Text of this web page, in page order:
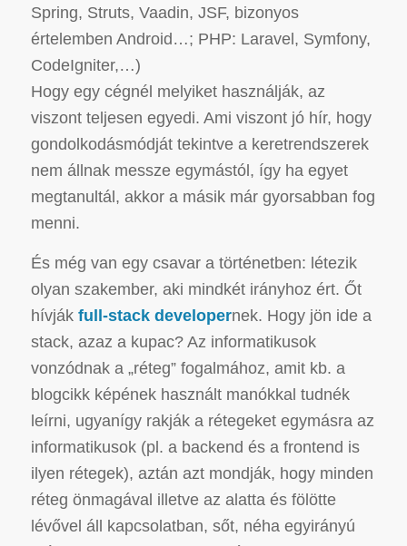
Spring, Struts, Vaadin, JSF, bizonyos
értelemben Android…; PHP: Laravel, Symfony,
CodeIgniter,…)
Hogy egy cégnél melyiket használják, az
viszont teljesen egyedi. Ami viszont jó hír, hogy
gondolkodásmódját tekintve a keretrendszerek
nem állnak messze egymástól, így ha egyet
megtanultál, akkor a másik már gyorsabban fog
menni.
És még van egy csavar a történetben: létezik
olyan szakember, aki mindkét irányhoz ért. Őt
hívják full-stack developernek. Hogy jön ide a
stack, azaz a kupac? Az informatikusok
vonzódnak a „réteg” fogalmához, amit kb. a
blogcikk képének használt manókkal tudnék
leírni, ugyanígy rakják a rétegeket egymásra az
informatikusok (pl. a backend és a frontend is
ilyen rétegek), aztán azt mondják, hogy minden
réteg önmagával illetve az alatta és fölötte
lévővel áll kapcsolatban, sőt, néha egyirányú